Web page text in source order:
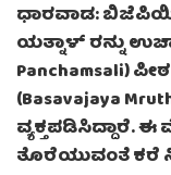
ಧಾರವಾಡ:
ಯತ್ನಾಳ್ ರನ್ನು
Panchamsali)
(Basavajaya
ವ್ಯಕ್ತಪಡಿಸಿದ್ದಾರೆ.
ತೊರೆಯುವಂತೆ ಕರೆ